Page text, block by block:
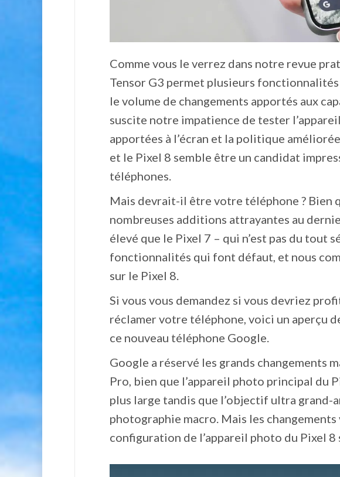
Comme vous le verrez dans notre revue
Tensor G3 permet plusieurs
le volume de changements apportés aux
suscite notre impatience de tester
apportées à l’écran et la politique
et le Pixel 8 semble être un candidat
téléphones.
Mais devrait-il être votre téléphone ? Bien
nombreuses additions attrayantes au
élevé que le Pixel 7 – qui n’est pas du tout
fonctionnalités qui font défaut, et nous
sur le Pixel 8.
Si vous vous demandez si vous devriez
réclamer votre téléphone, voici un aperçu
ce nouveau téléphone Google.
Google a réservé les grands changements
Pro, bien que l’appareil photo principal du
plus large tandis que l’objectif ultra grand-
photographie macro. Mais les
configuration de l’appareil photo du Pixel